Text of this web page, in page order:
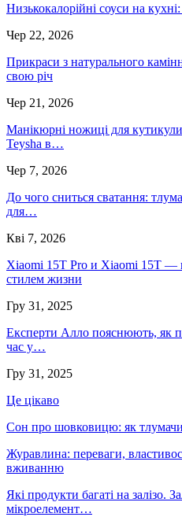
Низькокалорійні соуси на
Чер 22, 2026
Прикраси з натурального
свою річ
Чер 21, 2026
Манікюрні ножиці для
Teysha в…
Чер 7, 2026
До чого сниться сватання:
для…
Кві 7, 2026
Xiaomi 15T Pro и Xiaomi 15T —
стилем жизни
Гру 31, 2025
Експерти Алло пояснюють, як
час у…
Гру 31, 2025
Це цікаво
Сон про шовковицю: як
Журавлина: переваги,
вживанню
Які продукти багаті на залізо.
мікроелемент…